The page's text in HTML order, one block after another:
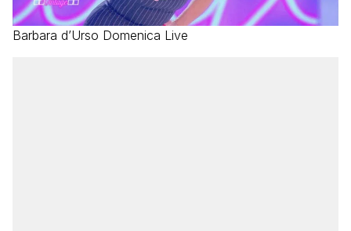
Barbara d’Urso Domenica Live